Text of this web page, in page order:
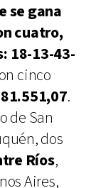
se gana
cuatro,
18-13-43-
cinco
.
de San
dos
Ríos,
Aires,